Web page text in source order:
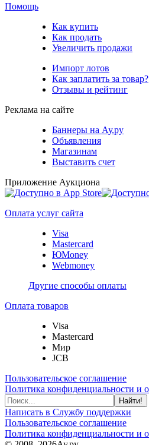
Помощь
Как купить
Как продать
Увеличить продажи
Импорт лотов
Как заплатить за товар?
Отзывы и рейтинг
Реклама на сайте
Баннеры на Ау.ру
Объявления
Магазинам
Выставить счет
Приложение Аукциона
Оплата услуг сайта
Visa
Mastercard
ЮMoney
Webmoney
Другие способы оплаты
Оплата товаров
Visa
Mastercard
Мир
JCB
Пользовательское соглашение
Политика конфиденциальности и
Найти!
Написать в Службу поддержки
Пользовательское соглашение
Политика конфиденциальности и